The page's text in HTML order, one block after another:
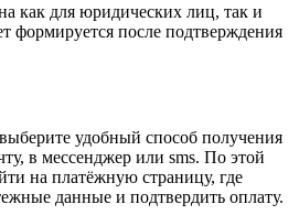
как для юридических лиц, так и
формируется после подтверждения
удобный способ получения
в мессенджер или sms. По этой
на платёжную страницу, где
данные и подтвердить оплату.